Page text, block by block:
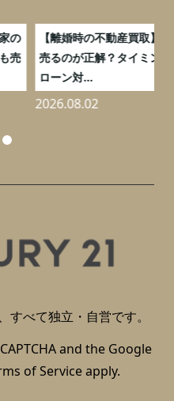
【離婚時の不動産買取】いつ
売るのが正解？タイミングと
ローン対...
2026.08.02
べて独立・自営です。
and the Google
of Serviceapply.